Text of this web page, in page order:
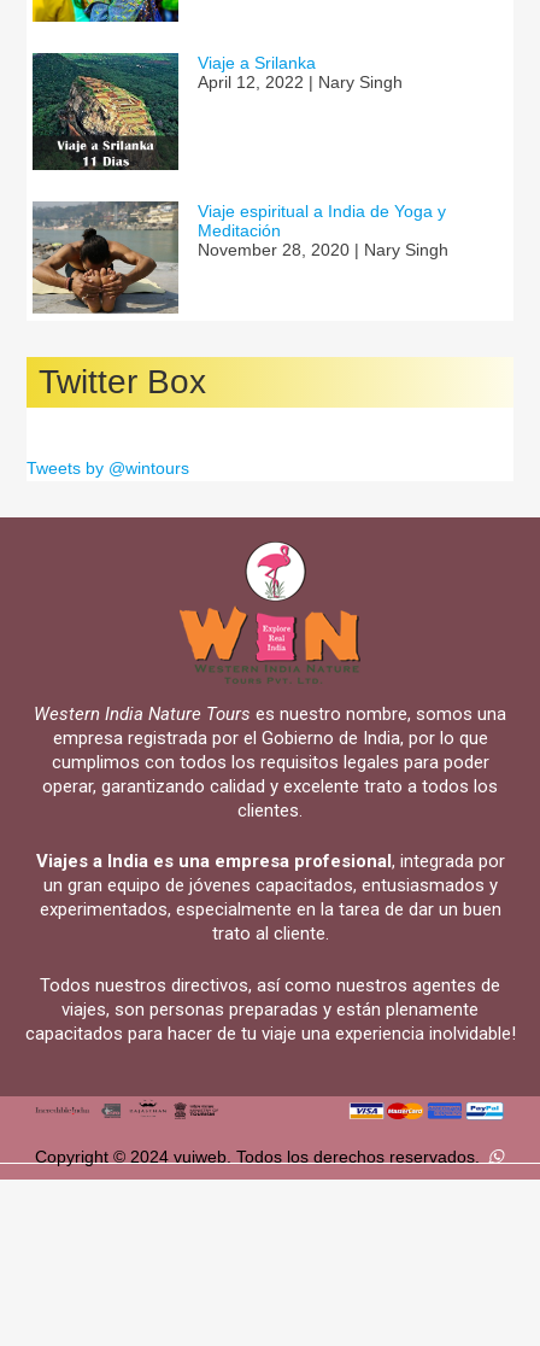
Viaje a Srilanka
April 12, 2022 | Nary Singh
Viaje espiritual a India de Yoga y
Meditación
November 28, 2020 | Nary Singh
Twitter Box
Tweets by @wintours
Western India Nature Tours es nuestro nombre, somos una
empresa registrada por el Gobierno de India, por lo que
cumplimos con todos los requisitos legales para poder
operar, garantizando calidad y excelente trato a todos los
clientes.
Viajes a India es una empresa profesional, integrada por
un gran equipo de jóvenes capacitados, entusiasmados y
experimentados, especialmente en la tarea de dar un buen
trato al cliente.
Todos nuestros directivos, así como nuestros agentes de
viajes, son personas preparadas y están plenamente
capacitados para hacer de tu viaje una experiencia inolvidable!
Copyright © 2024 vuiweb. Todos los derechos reservados.